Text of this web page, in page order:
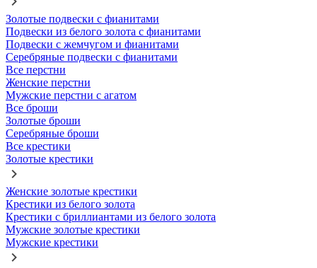
Золотые подвески с фианитами
Подвески из белого золота с фианитами
Подвески с жемчугом и фианитами
Серебряные подвески с фианитами
Все перстни
Женские перстни
Мужские перстни с агатом
Все броши
Золотые броши
Серебряные броши
Все крестики
Золотые крестики
Женские золотые крестики
Крестики из белого золота
Крестики с бриллиантами из белого золота
Мужские золотые крестики
Мужские крестики